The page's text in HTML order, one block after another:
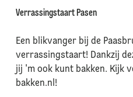
Verrassingstaart Pasen
Een blikvanger bij de
verrassingstaart! Dankzij
jij 'm ook kunt bakken. Kijk
bakken.nl!